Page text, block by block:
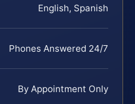
English, Spanish
Phones Answered 24/7
By Appointment Only